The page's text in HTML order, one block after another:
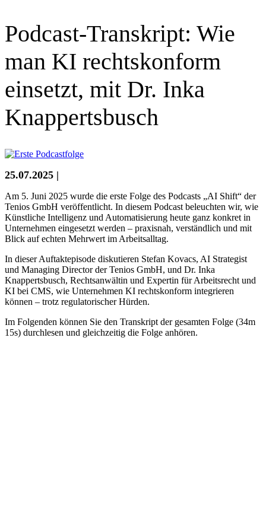
Podcast-Transkript: Wie
man KI rechtskonform
einsetzt, mit Dr. Inka
Knappertsbusch
25.07.2025 |
Am 5. Juni 2025 wurde die erste Folge des Podcasts „AI Shift“ der
Tenios GmbH veröffentlicht. In diesem Podcast beleuchten wir, wie
Künstliche Intelligenz und Automatisierung heute ganz konkret in
Unternehmen eingesetzt werden – praxisnah, verständlich und mit
Blick auf echten Mehrwert im Arbeitsalltag.
In dieser Auftaktepisode diskutieren Stefan Kovacs, AI Strategist
und Managing Director der Tenios GmbH, und Dr. Inka
Knappertsbusch, Rechtsanwältin und Expertin für Arbeitsrecht und
KI bei CMS, wie Unternehmen KI rechtskonform integrieren
können – trotz regulatorischer Hürden.
Im Folgenden können Sie den Transkript der gesamten Folge (34m
15s) durchlesen und gleichzeitig die Folge anhören.